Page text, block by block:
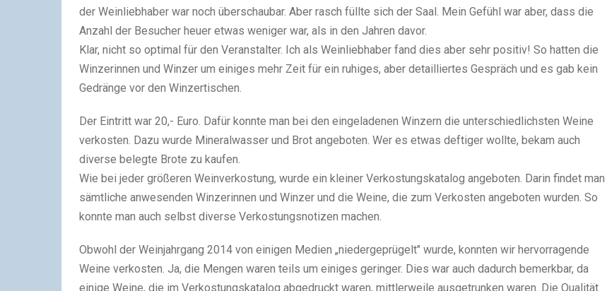
der Weinliebhaber war noch überschaubar. Aber rasch füllte sich der Saal. Mein Gefühl war aber, dass die
Anzahl der Besucher heuer etwas weniger war, als in den Jahren davor.
Klar, nicht so optimal für den Veranstalter. Ich als Weinliebhaber fand dies aber sehr positiv! So hatten die
Winzerinnen und Winzer um einiges mehr Zeit für ein ruhiges, aber detailliertes Gespräch und es gab kein
Gedränge vor den Winzertischen.
Der Eintritt war 20,- Euro. Dafür konnte man bei den eingeladenen Winzern die unterschiedlichsten Weine
verkosten. Dazu wurde Mineralwasser und Brot angeboten. Wer es etwas deftiger wollte, bekam auch
diverse belegte Brote zu kaufen.
Wie bei jeder größeren Weinverkostung, wurde ein kleiner Verkostungskatalog angeboten. Darin findet man
sämtliche anwesenden Winzerinnen und Winzer und die Weine, die zum Verkosten angeboten wurden. So
konnte man auch selbst diverse Verkostungsnotizen machen.
Obwohl der Weinjahrgang 2014 von einigen Medien „niedergeprügelt" wurde, konnten wir hervorragende
Weine verkosten. Ja, die Mengen waren teils um einiges geringer. Dies war auch dadurch bemerkbar, da
einige Weine, die im Verkostungskatalog abgedruckt waren, mittlerweile ausgetrunken waren. Die Qualität